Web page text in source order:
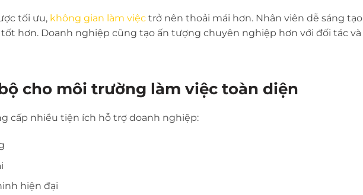
tối ưu, không gian làm việc trở nên thoải mái hơn. Nhân viên dễ sáng tạo
hơn. Doanh nghiệp cũng tạo ấn tượng chuyên nghiệp hơn với đối tác và
cho môi trường làm việc toàn diện
cấp nhiều tiện ích hỗ trợ doanh nghiệp:
hiện đại